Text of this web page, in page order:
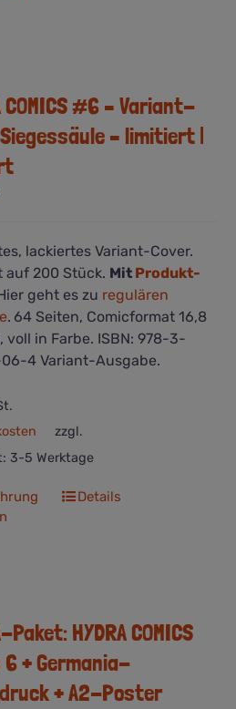
COMICS #6 – Variant-
– limitiert |
lackiertes Variant-Cover.
auf 200 Stück. Mit Produkt-
geht es zu regulären
. 64 Seiten, Comicformat 16,8
voll in Farbe. ISBN: 978-3-
4 Variant-Ausgabe.
zzgl.
3-5 Werktage
Dieses
Die
können
auf
Details
Paket: HYDRA COMICS
+ Germania-
+ A2-Poster